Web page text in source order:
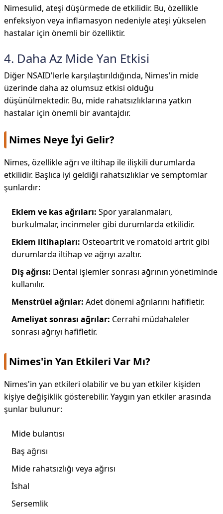
Nimesulid, ateşi düşürmede de etkilidir. Bu, özellikle
enfeksiyon veya inflamasyon nedeniyle ateşi yükselen
hastalar için önemli bir özelliktir.
4. Daha Az Mide Yan Etkisi
Diğer NSAID'lerle karşılaştırıldığında, Nimes'in mide
üzerinde daha az olumsuz etkisi olduğu
düşünülmektedir. Bu, mide rahatsızlıklarına yatkın
hastalar için önemli bir avantajdır.
Nimes Neye İyi Gelir?
Nimes, özellikle ağrı ve iltihap ile ilişkili durumlarda
etkilidir. Başlıca iyi geldiği rahatsızlıklar ve semptomlar
şunlardır:
Eklem ve kas ağrıları: Spor yaralanmaları,
burkulmalar, incinmeler gibi durumlarda etkilidir.
Eklem iltihapları: Osteoartrit ve romatoid artrit gibi
durumlarda iltihap ve ağrıyı azaltır.
Diş ağrısı: Dental işlemler sonrası ağrının yönetiminde
kullanılır.
Menstrüel ağrılar: Adet dönemi ağrılarını hafifletir.
Ameliyat sonrası ağrılar: Cerrahi müdahaleler
sonrası ağrıyı hafifletir.
Nimes'in Yan Etkileri Var Mı?
Nimes'in yan etkileri olabilir ve bu yan etkiler kişiden
kişiye değişiklik gösterebilir. Yaygın yan etkiler arasında
şunlar bulunur:
Mide bulantısı
Baş ağrısı
Mide rahatsızlığı veya ağrısı
İshal
Sersemlik